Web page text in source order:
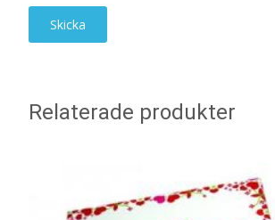
Relaterade produkter